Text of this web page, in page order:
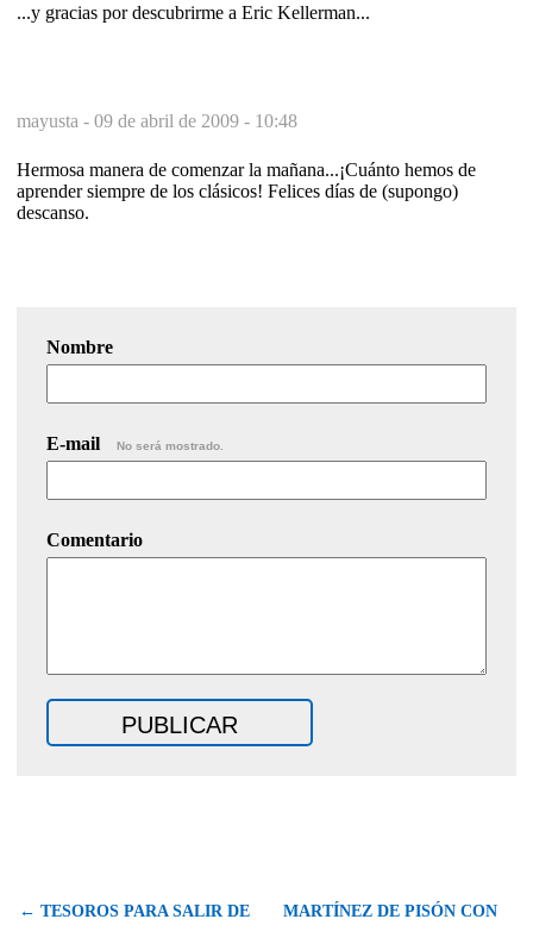
...y gracias por descubrirme a Eric Kellerman...
mayusta - 09 de abril de 2009 - 10:48
Hermosa manera de comenzar la mañana...¡Cuánto hemos de
aprender siempre de los clásicos! Felices días de (supongo)
descanso.
Nombre
E-mail No será mostrado.
Comentario
← TESOROS PARA SALIR DE
MARTÍNEZ DE PISÓN CON